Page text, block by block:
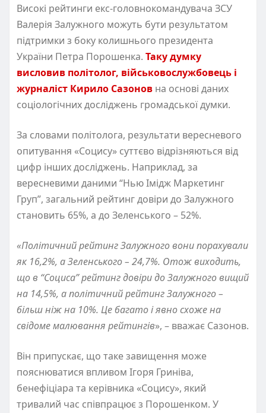
Високі рейтинги екс-головнокомандувача ЗСУ
Валерія Залужного можуть бути результатом
підтримки з боку колишнього президента
України Петра Порошенка. Таку думку
висловив політолог, військовослужбовець і
журналіст Кирило Сазонов на основі даних
соціологічних досліджень громадської думки.
За словами політолога, результати вересневого
опитування «Соцису» суттєво відрізняються від
цифр інших досліджень. Наприклад, за
вересневими даними “Нью Імідж Маркетинг
Груп”, загальний рейтинг довіри до Залужного
становить 65%, а до Зеленського – 52%.
«Політичний рейтинг Залужного вони порахували
як 16,2%, а Зеленського – 24,7%. Отож виходить,
що в “Социса” рейтинг довіри до Залужного вищий
на 14,5%, а політичний рейтинг Залужного –
більш ніж на 10%. Це багато і явно схоже на
свідоме малювання рейтингів», – вважає Сазонов.
Він припускає, що таке завищення може
пояснюватися впливом Ігоря Гриніва,
бенефіціара та керівника «Соцису», який
тривалий час співпрацює з Порошенком. У